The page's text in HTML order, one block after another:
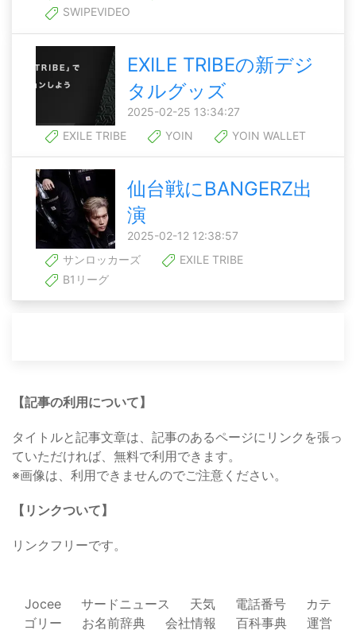
SWIPEVIDEO
EXILE TRIBEの新デジ
タルグッズ
2025-02-25 13:34:27
EXILE TRIBE
YOIN YOIN WALLET
仙台戦にBANGERZ出
演
2025-02-12 12:38:57
サンロッカーズ
EXILE TRIBE
B1リーグ
【記事の利用について】
タイトルと記事文章は、記事のあるページにリンクを張っ
ていただければ、無料で利用できます。
※画像は、利用できませんのでご注意ください。
【リンクついて】
リンクフリーです。
Jocee サードニュース 天気 電話番号
カテ
ゴリー
お名前辞典 会社情報 百科事典
運営